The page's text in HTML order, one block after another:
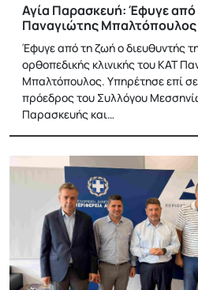
Αγία Παρασκευή: Έφυγε
Παναγιώτης Μπαλτόπουλος
Έφυγε από τη ζωή ο διευθυντής
ορθοπεδικής κλινικής του ΚΑΤ
Μπαλτόπουλος. Υπηρέτησε επί
πρόεδρος του Συλλόγου
Παρασκευής και…